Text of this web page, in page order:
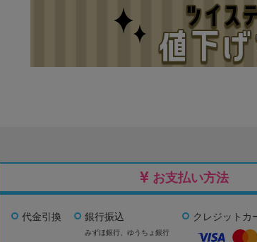
お支払い方法
代金引換 銀行振込
みずほ銀行、 ゆうちょ銀行
クレジットカ